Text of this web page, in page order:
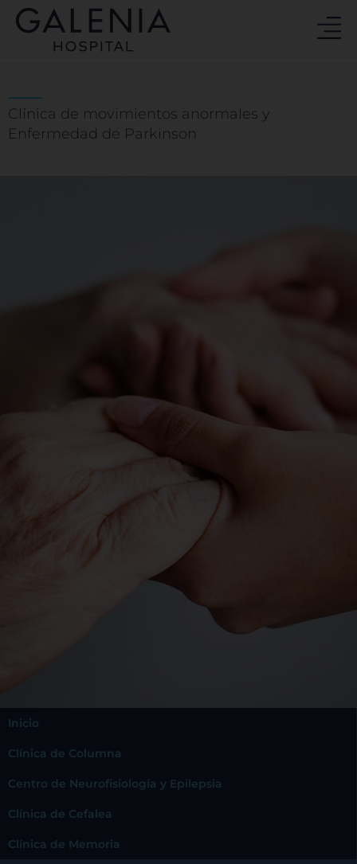
contenido
Clínica de movimientos anormales y
Enfermedad de Parkinson
Inicio
Clínica de Columna
Centro de Neurofisiología y Epilepsia
Clínica de Cefalea
Clínica de Memoria